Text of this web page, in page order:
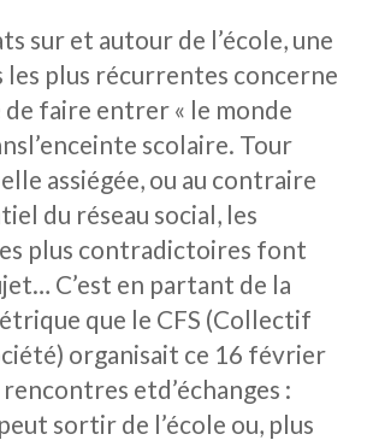
sur et autour de l’école, une
les plus récurrentes concerne
faire entrer « le monde
scolaire. Tour
assiégée, ou au contraire
du réseau social, les
plus contradictoires font
C’est en partant de la
que le CFS (Collectif
organisait ce 16 février
etd’échanges :
sortir de l’école ou, plus